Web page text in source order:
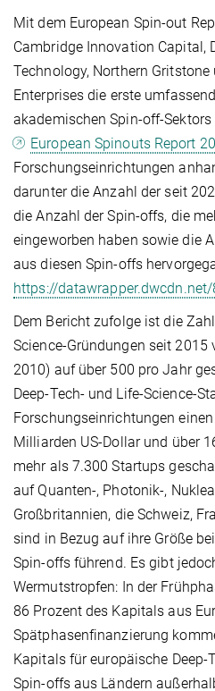
Mit dem European Spin-out
Cambridge Innovation Capital,
Technology, Northern Gritstone
Enterprises die erste
akademischen Spin-off-
European Spinouts Report
Forschungseinrichtungen
darunter die Anzahl der seit
die Anzahl der Spin-offs, die
eingeworben haben sowie die
aus diesen Spin-offs
https://
Dem Bericht zufolge ist die
Science-Gründungen seit
2010) auf über 500 pro Jahr
Deep-Tech- und Life-Science-
Forschungseinrichtungen
Milliarden US-Dollar und über
mehr als 7.300 Startups
auf Quanten-, Photonik-,
Großbritannien, die Schweiz,
sind in Bezug auf ihre Größe
Spin-offs führend. Es gibt
Wermutstropfen: In der
86 Prozent des Kapitals aus
Spätphasenfinanzierung
Kapitals für europäische Deep-
Spin-offs aus Ländern